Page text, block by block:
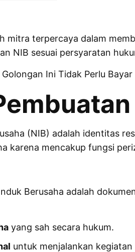
mitra terpercaya dalam
NIB sesuai persyaratan
Golongan Ini Tidak Perlu
(NIB) adalah identitas
karena mencakup fungsi
Berusaha adalah
yang sah secara hukum.
untuk menjalankan kegiatan